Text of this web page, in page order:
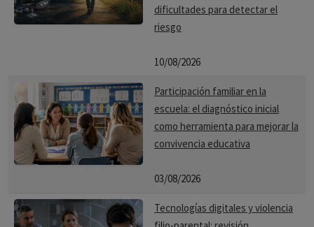
dificultades para detectar el
riesgo
10/08/2026
Participación familiar en la
escuela: el diagnóstico inicial
como herramienta para mejorar la
convivencia educativa
03/08/2026
Tecnologías digitales y violencia